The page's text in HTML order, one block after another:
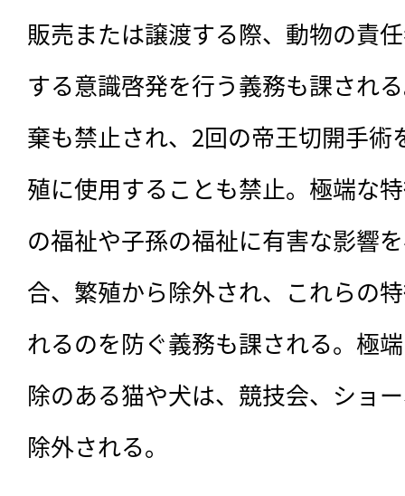
販売または譲渡する際、動物の責
する意識啓発を行う義務も課され
棄も禁止され、2回の帝王切開手
殖に使用することも禁止。極端な
の福祉や子孫の福祉に有害な影響
合、繁殖から除外され、これらの
れるのを防ぐ義務も課される。極
除のある猫や犬は、競技会、ショ
除外される。